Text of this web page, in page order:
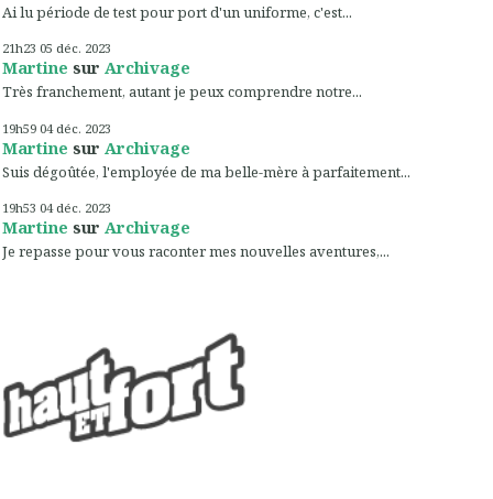
Ai lu période de test pour port d'un uniforme, c'est...
21h23 05 déc. 2023
Martine sur Archivage
Très franchement, autant je peux comprendre notre...
19h59 04 déc. 2023
Martine sur Archivage
Suis dégoûtée, l'employée de ma belle-mère à parfaitement...
19h53 04 déc. 2023
Martine sur Archivage
Je repasse pour vous raconter mes nouvelles aventures,...